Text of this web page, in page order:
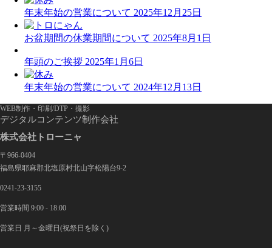
年末年始の営業について 2025年12月25日
お盆期間の休業期間について 2025年8月1日
年頭のご挨拶 2025年1月6日
年末年始の営業について 2024年12月13日
WEB制作・印刷/DTP・撮影
デジタルコンテンツ制作会社
株式会社トローニャ
〒966-0404
福島県耶麻郡北塩原村北山字松陽台9-2
0241-23-3155
営業時間 9:00 - 18:00
営業日 月～金曜日(祝祭日を除く)